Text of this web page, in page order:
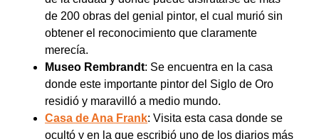
de 200 obras del genial pintor, el cual murió sin
obtener el reconocimiento que claramente
merecía.
Museo Rembrandt: Se encuentra en la casa
donde este importante pintor del Siglo de Oro
residió y maravilló a medio mundo.
Casa de Ana Frank: Visita esta casa donde se
ocultó y en la que escribió uno de los diarios más